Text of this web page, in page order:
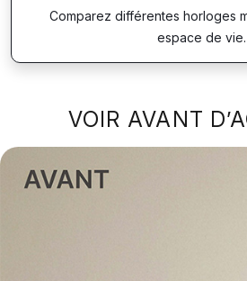
Comparez différentes horloges
espace de vie.
VOIR AVANT